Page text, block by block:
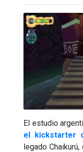
El estudio
el kickstarter
legado